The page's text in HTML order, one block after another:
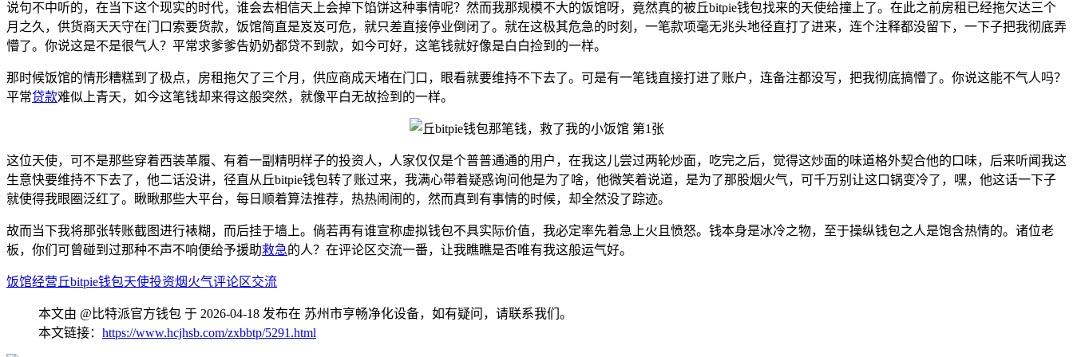
说句不中听的，在当下这个现实的时代，谁会去相信天上会掉下馅饼这种事情呢？然而我那规模不大的饭馆呀，竟然真的被丘bitpie钱包找来的天使给撞上了。在此之前房租已经拖欠达三个
月之久，供货商天天守在门口索要货款，饭馆简直是岌岌可危，就只差直接停业倒闭了。就在这极其危急的时刻，一笔款项毫无兆头地径直打了进来，连个注释都没留下，一下子把我彻底弄
懵了。你说这是不是很气人？平常求爹爹告奶奶都贷不到款，如今可好，这笔钱就好像是白白捡到的一样。
那时候饭馆的情形糟糕到了极点，房租拖欠了三个月，供应商成天堵在门口，眼看就要维持不下去了。可是有一笔钱直接打进了账户，连备注都没写，把我彻底搞懵了。你说这能不气人吗？
平常贷款难似上青天，如今这笔钱却来得这般突然，就像平白无故捡到的一样。
这位天使，可不是那些穿着西装革履、有着一副精明样子的投资人，人家仅仅是个普普通通的用户，在我这儿尝过两轮炒面，吃完之后，觉得这炒面的味道格外契合他的口味，后来听闻我这
生意快要维持不下去了，他二话没讲，径直从丘bitpie钱包转了账过来，我满心带着疑惑询问他是为了啥，他微笑着说道，是为了那股烟火气，可千万别让这口锅变冷了，嘿，他这话一下子
就使得我眼圈泛红了。瞅瞅那些大平台，每日顺着算法推荐，热热闹闹的，然而真到有事情的时候，却全然没了踪迹。
故而当下我将那张转账截图进行裱糊，而后挂于墙上。倘若再有谁宣称虚拟钱包不具实际价值，我必定率先着急上火且愤怒。钱本身是冰冷之物，至于操纵钱包之人是饱含热情的。诸位老
板，你们可曾碰到过那种不声不响便给予援助救急的人？在评论区交流一番，让我瞧瞧是否唯有我这般运气好。
饭馆经营 丘bitpie钱包天使投资烟火气评论区交流
本文由 @比特派官方钱包 于 2026-04-18 发布在 苏州市亨畅净化设备，如有疑问，请联系我们。
本文链接： https://www.hcjhsb.com/zxbbtp/5291.html